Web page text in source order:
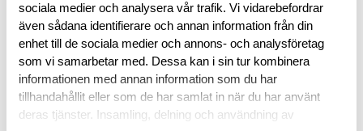
sociala medier och analysera vår trafik. Vi vidarebefordrar
även sådana identifierare och annan information från din
enhet till de sociala medier och annons- och analysföretag
som vi samarbetar med. Dessa kan i sin tur kombinera
informationen med annan information som du har
tillhandahållit eller som de har samlat in när du har använt
deras tjänster. Insamling, delning och användning av
RECENSIONER
OM VARUMÄRKET